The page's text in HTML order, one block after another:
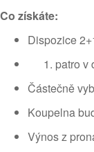
Co získáte:
Dispozice
patro v
Částečně
Koupelna
Výnos z